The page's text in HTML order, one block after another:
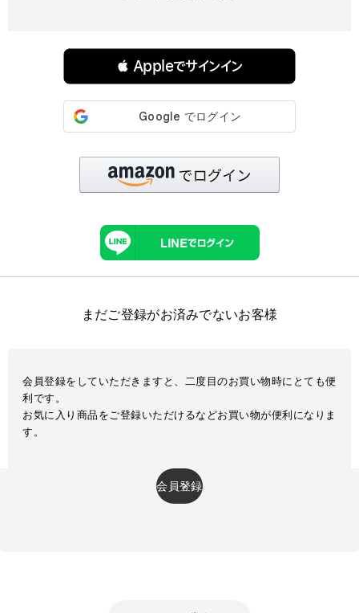
 Appleでサインイン
まだご登録がお済みでないお客様
会員登録をしていただきますと、二度目のお買い物時にとても便
利です。
お気に入り商品をご登録いただけるなどお買い物が便利になりま
す。
会員登録